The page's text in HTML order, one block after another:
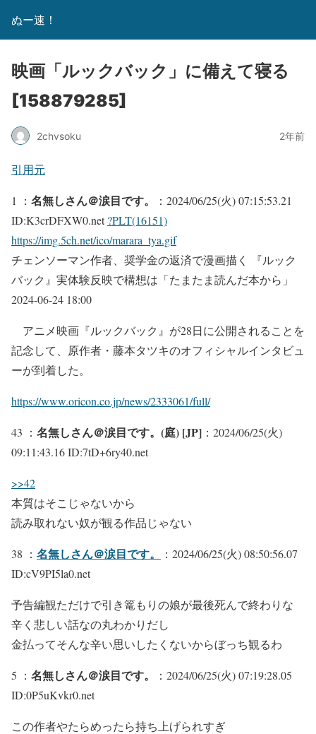
ぬー速！
映画「ルックバック」に備えて寝る
[158879285]
2chvsoku 2年前
引用元
1 ： 名無しさん＠涙目です。
：2024/06/25(火) 07:15:53.21
ID:K3crDFXW0.net?PLT(16151)
https://img.5ch.net/ico/marara_tya.gif
チェンソーマン作者、奨学金の返済で漫画描く 『ルック
バック』実体験反映で構想は「たまたま読んだ本から」
2024-06-24 18:00
アニメ映画『ルックバック』が28日に公開されることを
記念して、原作者・藤本タツキのオフィシャルインタビュ
ーが到着した。
https://www.oricon.co.jp/news/2333061/full/
43 ： 名無しさん＠涙目です。(庭) [JP] ：2024/06/25(火)
09:11:43.16 ID:7tD+6ry40.net
>>42
本質はそこじゃないから
読み取れない奴が観る作品じゃない
38 ： 名無しさん＠涙目です。
：2024/06/25(火) 08:50:56.07
ID:cV9PI5la0.net
予告編観ただけで引き篭もりの娘が最後死んで終わりな
辛く悲しい話なの丸わかりだし
金払ってそんな辛い思いしたくないからぼっち観るわ
5 ： 名無しさん＠涙目です。
：2024/06/25(火) 07:19:28.05
ID:0P5uKvkr0.net
この作者やたらめったら持ち上げられすぎ